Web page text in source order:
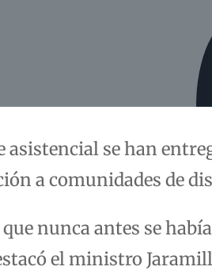
asistencial se han
a comunidades de
nunca antes se
el ministro